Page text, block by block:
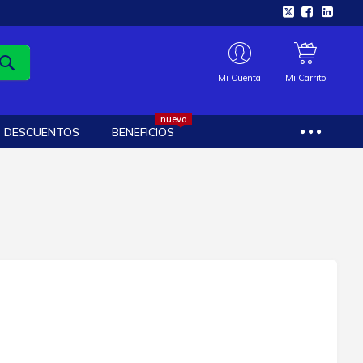
Mi Cuenta Mi Carrito
DESCUENTOS BENEFICIOS
nuevo